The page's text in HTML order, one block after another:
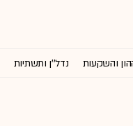
והשקעות נדל''ן ותשתיות